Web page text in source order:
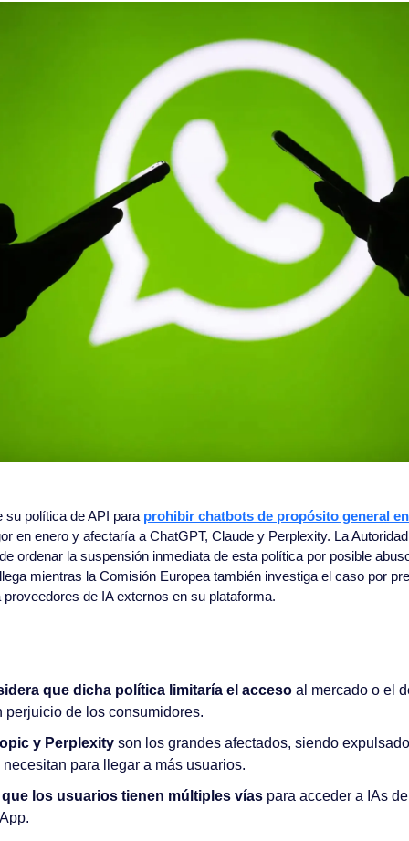
su política de API para prohibir chatbots de propósito general
en enero y afectaría a ChatGPT, Claude y Perplexity. La
ordenar la suspensión inmediata de esta política por posible
mientras la Comisión Europea también investiga el caso por
de IA externos en su plataforma.
que dicha política limitaría el acceso al mercado o el
perjuicio de los consumidores.
y Perplexity son los grandes afectados, siendo
para llegar a más usuarios.
que los usuarios tienen múltiples vías para acceder a IAs